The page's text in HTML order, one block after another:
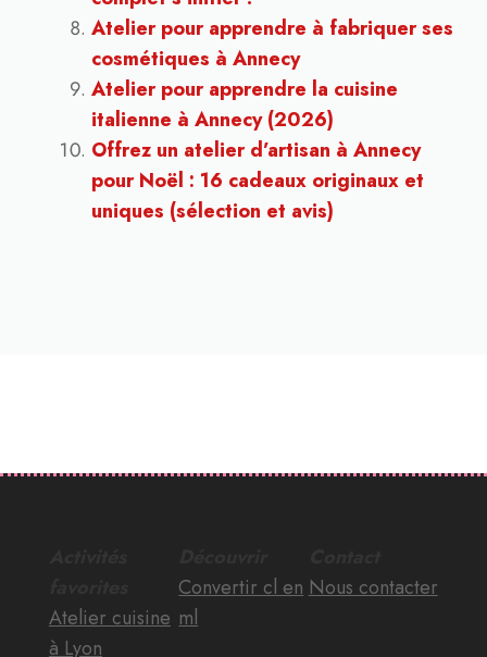
Atelier pour apprendre à fabriquer ses
cosmétiques à Annecy
Atelier pour apprendre la cuisine
italienne à Annecy (2026)
Offrez un atelier d’artisan à Annecy
pour Noël : 16 cadeaux originaux et
uniques (sélection et avis)
Atelier cuisine
à Lyon
Convertir cl en
ml
Nous contacter